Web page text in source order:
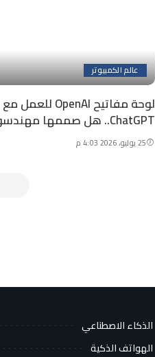
عالم الكمبيوتر
لوحة مفاتيح OpenAI للعمل مع
ChatGPT.. هل صممها مهندسو أبل؟
25 يوليو، 2026 4:03 م
الذكاء الاصطناعي
الهواتف الذكية